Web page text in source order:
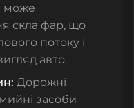
може
скла фар, що
потоку і
авто.
Дорожні
засоби